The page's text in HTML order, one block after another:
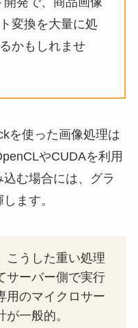
変換を大量に処
かもしれませ
を使った画像処理は
やCUDAを利用
む場合には、グラ
ます。
こうした重い処理
サーバー側で実行
用のマイクロサー
一般的。